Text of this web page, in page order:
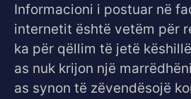
Informacioni i postuar në
internetit është vetëm për
ka për qëllim të jetë
as nuk krijon një
as synon të zëvendësojë